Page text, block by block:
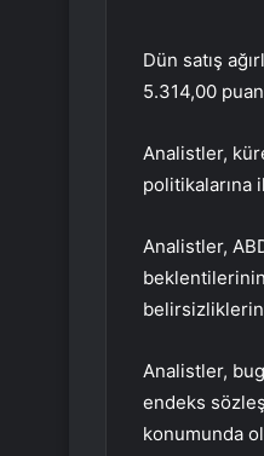
Dün satış
5.314,00
Analistler,
politikalarına
Analistler,
beklentilerinin
Analistler,
endeks
konumunda